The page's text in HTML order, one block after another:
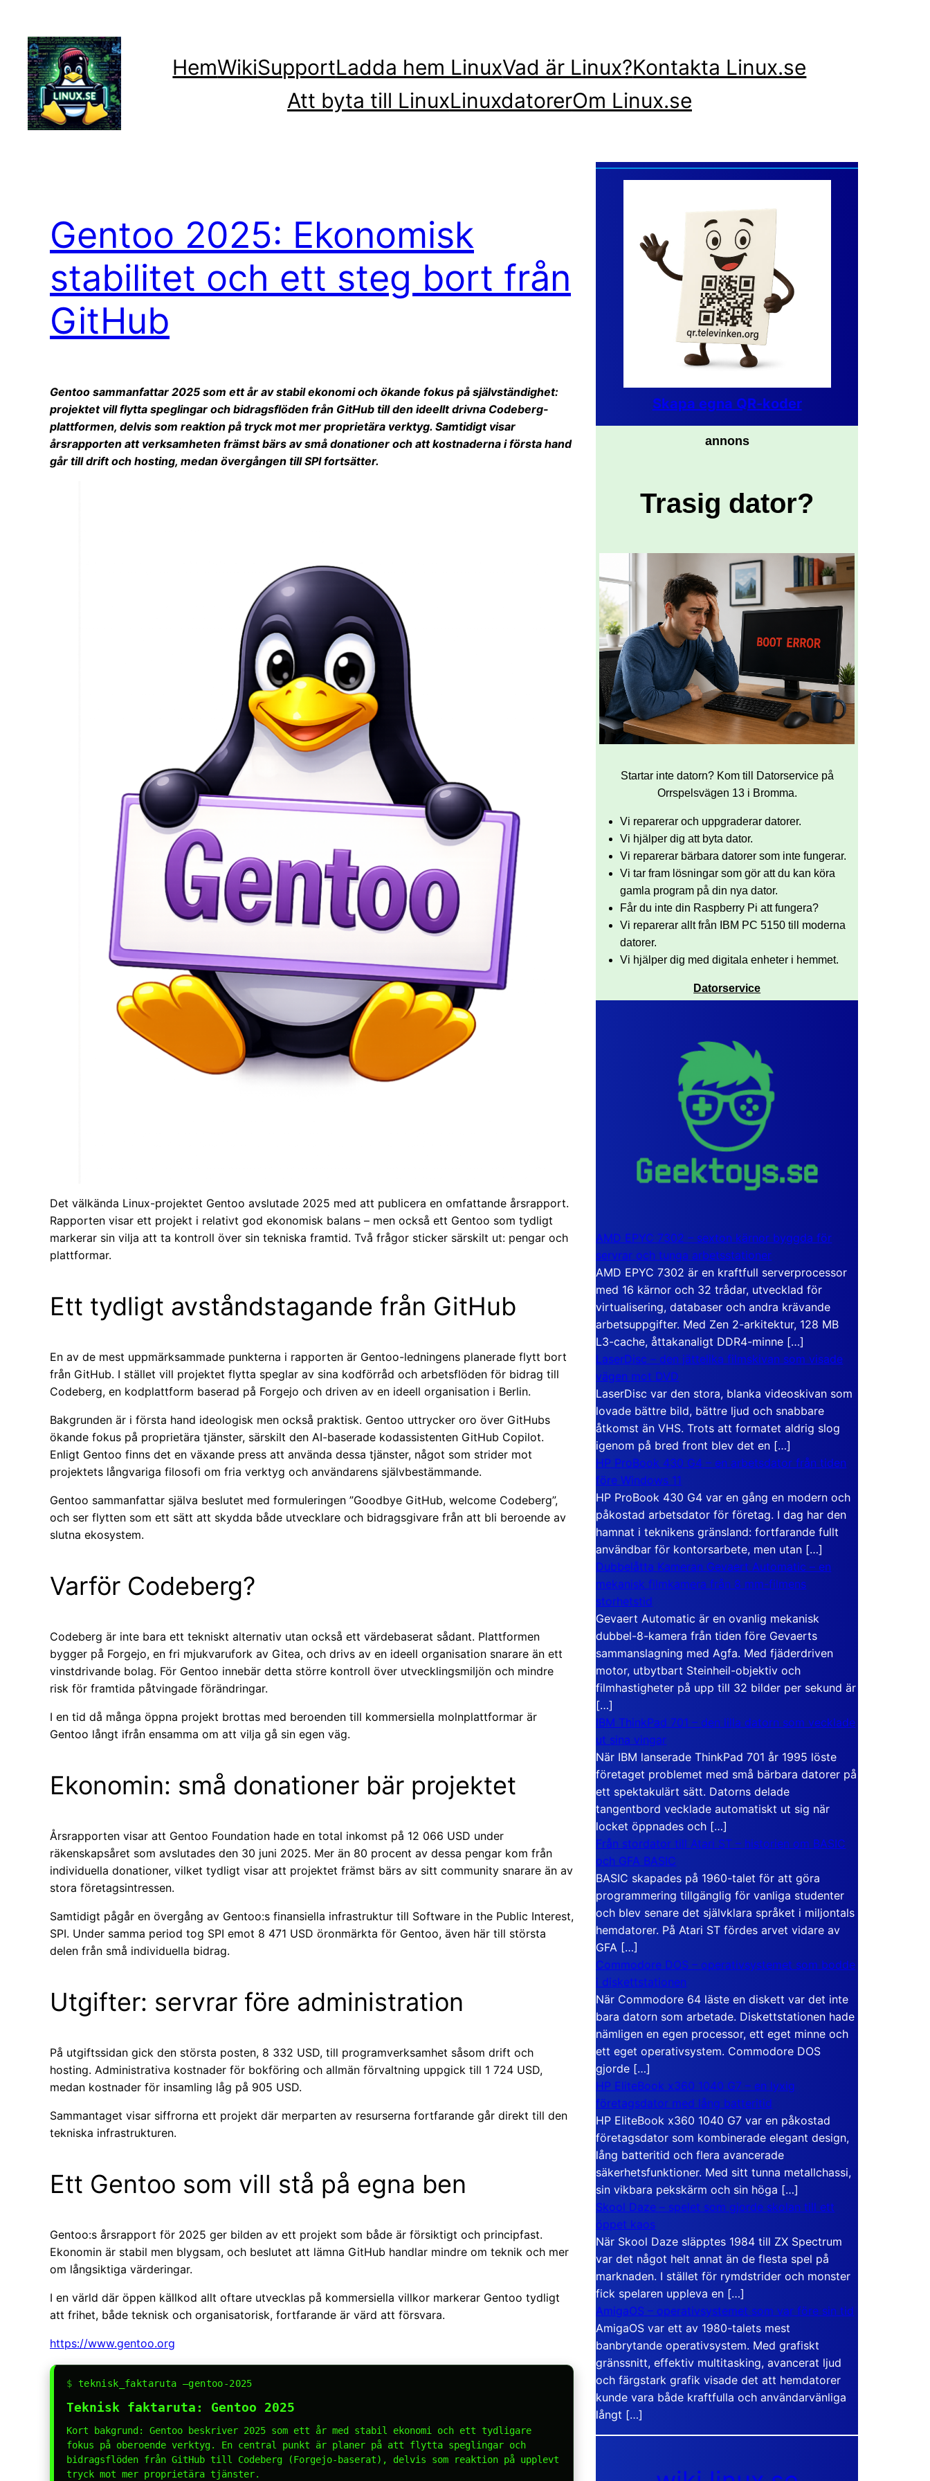
innehåll
HemWikiSupportLadda hem LinuxVad är Linux?Kontakta Linux.se
Att byta till LinuxLinuxdatorerOm Linux.se
Gentoo 2025: Ekonomisk
stabilitet och ett steg bort från
GitHub
Gentoo sammanfattar 2025 som ett år av stabil ekonomi och ökande fokus på självständighet:
projektet vill flytta speglingar och bidragsflöden från GitHub till den ideellt drivna Codeberg-
plattformen, delvis som reaktion på tryck mot mer proprietära verktyg. Samtidigt visar
årsrapporten att verksamheten främst bärs av små donationer och att kostnaderna i första hand
går till drift och hosting, medan övergången till SPI fortsätter.
Det välkända Linux-projektet Gentoo avslutade 2025 med att publicera en omfattande årsrapport.
Rapporten visar ett projekt i relativt god ekonomisk balans – men också ett Gentoo som tydligt
markerar sin vilja att ta kontroll över sin tekniska framtid. Två frågor sticker särskilt ut: pengar och
plattformar.
Ett tydligt avståndstagande från GitHub
En av de mest uppmärksammade punkterna i rapporten är Gentoo-ledningens planerade flytt bort
från GitHub. I stället vill projektet flytta speglar av sina kodförråd och arbetsflöden för bidrag till
Codeberg, en kodplattform baserad på Forgejo och driven av en ideell organisation i Berlin.
Bakgrunden är i första hand ideologisk men också praktisk. Gentoo uttrycker oro över GitHubs
ökande fokus på proprietära tjänster, särskilt den AI-baserade kodassistenten GitHub Copilot.
Enligt Gentoo finns det en växande press att använda dessa tjänster, något som strider mot
projektets långvariga filosofi om fria verktyg och användarens självbestämmande.
Gentoo sammanfattar själva beslutet med formuleringen ”Goodbye GitHub, welcome Codeberg”,
och ser flytten som ett sätt att skydda både utvecklare och bidragsgivare från att bli beroende av
slutna ekosystem.
Varför Codeberg?
Codeberg är inte bara ett tekniskt alternativ utan också ett värdebaserat sådant. Plattformen
bygger på Forgejo, en fri mjukvarufork av Gitea, och drivs av en ideell organisation snarare än ett
vinstdrivande bolag. För Gentoo innebär detta större kontroll över utvecklingsmiljön och mindre
risk för framtida påtvingade förändringar.
I en tid då många öppna projekt brottas med beroenden till kommersiella molnplattformar är
Gentoo långt ifrån ensamma om att vilja gå sin egen väg.
Ekonomin: små donationer bär projektet
Årsrapporten visar att Gentoo Foundation hade en total inkomst på 12 066 USD under
räkenskapsåret som avslutades den 30 juni 2025. Mer än 80 procent av dessa pengar kom från
individuella donationer, vilket tydligt visar att projektet främst bärs av sitt community snarare än av
stora företagsintressen.
Samtidigt pågår en övergång av Gentoo:s finansiella infrastruktur till Software in the Public Interest,
SPI. Under samma period tog SPI emot 8 471 USD öronmärkta för Gentoo, även här till största
delen från små individuella bidrag.
Utgifter: servrar före administration
På utgiftssidan gick den största posten, 8 332 USD, till programverksamhet såsom drift och
hosting. Administrativa kostnader för bokföring och allmän förvaltning uppgick till 1 724 USD,
medan kostnader för insamling låg på 905 USD.
Sammantaget visar siffrorna ett projekt där merparten av resurserna fortfarande går direkt till den
tekniska infrastrukturen.
Ett Gentoo som vill stå på egna ben
Gentoo:s årsrapport för 2025 ger bilden av ett projekt som både är försiktigt och principfast.
Ekonomin är stabil men blygsam, och beslutet att lämna GitHub handlar mindre om teknik och mer
om långsiktiga värderingar.
I en värld där öppen källkod allt oftare utvecklas på kommersiella villkor markerar Gentoo tydligt
att frihet, både teknisk och organisatorisk, fortfarande är värd att försvara.
https://www.gentoo.org
$ teknisk_faktaruta –gentoo-2025
Teknisk faktaruta: Gentoo 2025
Kort bakgrund: Gentoo beskriver 2025 som ett år med stabil ekonomi och ett tydligare
fokus på oberoende verktyg. En central punkt är planer på att flytta speglingar och
bidragsflöden från GitHub till Codeberg (Forgejo-baserat), delvis som reaktion på upplevt
tryck mot mer proprietära tjänster.
Skapa egna QR-koder
annons
Trasig dator?
Startar inte datorn? Kom till Datorservice på
Orrspelsvägen 13 i Bromma.
Vi reparerar och uppgraderar datorer.
Vi hjälper dig att byta dator.
Vi reparerar bärbara datorer som inte fungerar.
Vi tar fram lösningar som gör att du kan köra
gamla program på din nya dator.
Får du inte din Raspberry Pi att fungera?
Vi reparerar allt från IBM PC 5150 till moderna
datorer.
Vi hjälper dig med digitala enheter i hemmet.
Datorservice
AMD EPYC 7302 – sexton kärnor byggda för
servrar och tunga arbetsstationer
AMD EPYC 7302 är en kraftfull serverprocessor
med 16 kärnor och 32 trådar, utvecklad för
virtualisering, databaser och andra krävande
arbetsuppgifter. Med Zen 2-arkitektur, 128 MB
L3-cache, åttakanaligt DDR4-minne […]
LaserDisc – den jättelika filmskivan som visade
vägen mot DVD
LaserDisc var den stora, blanka videoskivan som
lovade bättre bild, bättre ljud och snabbare
åtkomst än VHS. Trots att formatet aldrig slog
igenom på bred front blev det en […]
HP ProBook 430 G4 – en arbetsdator från tiden
före Windows 11
HP ProBook 430 G4 var en gång en modern och
påkostad arbetsdator för företag. I dag har den
hamnat i teknikens gränsland: fortfarande fullt
användbar för kontorsarbete, men utan […]
Dubbelåtta Kameran Gevaert Automatic – en
mekanisk filmkamera från 8 mm-filmens
storhetstid
Gevaert Automatic är en ovanlig mekanisk
dubbel-8-kamera från tiden före Gevaerts
sammanslagning med Agfa. Med fjäderdriven
motor, utbytbart Steinheil-objektiv och
filmhastigheter på upp till 32 bilder per sekund är
[…]
IBM ThinkPad 701 – den lilla datorn som vecklade
ut sina vingar
När IBM lanserade ThinkPad 701 år 1995 löste
företaget problemet med små bärbara datorer på
ett spektakulärt sätt. Datorns delade
tangentbord vecklade automatiskt ut sig när
locket öppnades och […]
Från stordator till Atari ST – historien om BASIC
och GFA BASIC
BASIC skapades på 1960-talet för att göra
programmering tillgänglig för vanliga studenter
och blev senare det självklara språket i miljontals
hemdatorer. På Atari ST fördes arvet vidare av
GFA […]
Commodore DOS – operativsystemet som bodde
i diskettstationen
När Commodore 64 läste en diskett var det inte
bara datorn som arbetade. Diskettstationen hade
nämligen en egen processor, ett eget minne och
ett eget operativsystem. Commodore DOS
gjorde […]
HP EliteBook x360 1040 G7 – en lyxig
företagsdator med lång batteritid
HP EliteBook x360 1040 G7 var en påkostad
företagsdator som kombinerade elegant design,
lång batteritid och flera avancerade
säkerhetsfunktioner. Med sitt tunna metallchassi,
sin vikbara pekskärm och sin höga […]
Skool Daze – spelet som gjorde skolan till ett
öppet kaos
När Skool Daze släpptes 1984 till ZX Spectrum
var det något helt annat än de flesta spel på
marknaden. I stället för rymdstrider och monster
fick spelaren uppleva en […]
AmigaOS – operativsystemet som var före sin tid
AmigaOS var ett av 1980-talets mest
banbrytande operativsystem. Med grafiskt
gränssnitt, effektiv multitasking, avancerat ljud
och färgstark grafik visade det att hemdatorer
kunde vara både kraftfulla och användarvänliga
långt […]